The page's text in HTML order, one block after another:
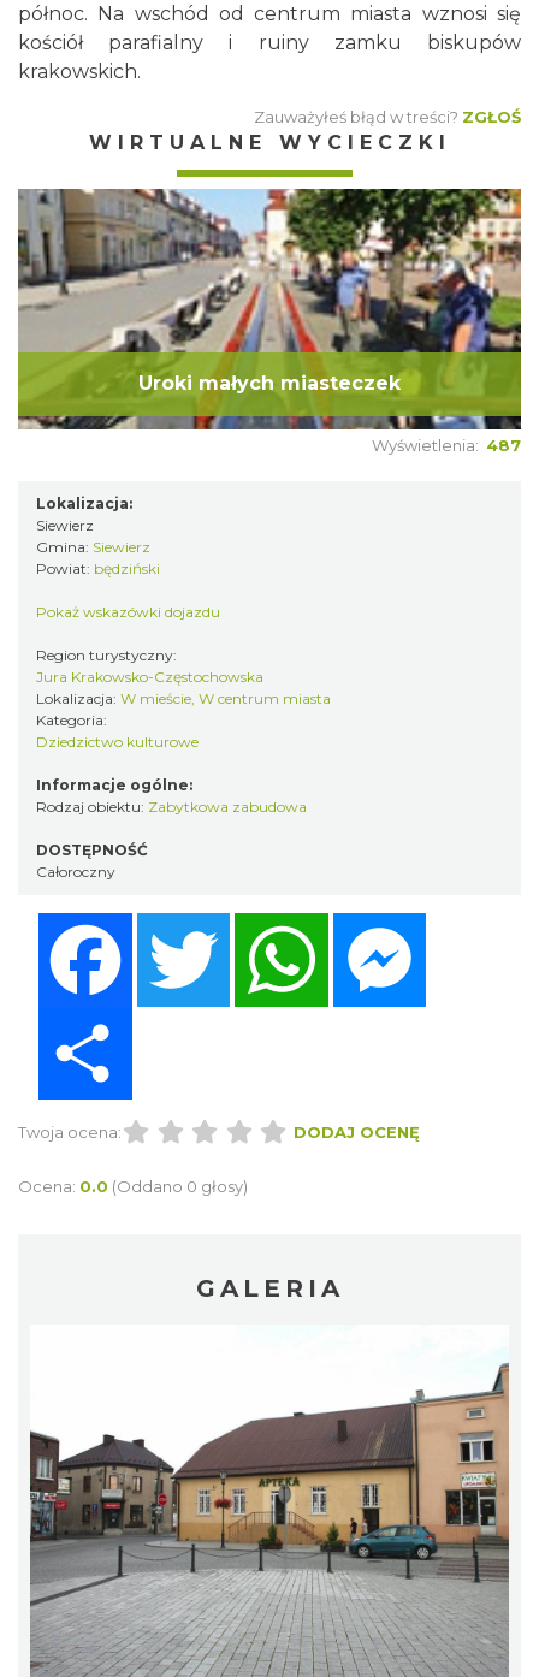
północ. Na wschód od centrum miasta wznosi się
kościół parafialny i ruiny zamku biskupów
krakowskich.
Zauważyłeś błąd w treści? ZGŁOŚ
WIRTUALNE WYCIECZKI
Uroki małych miasteczek
Wyświetlenia: 487
Lokalizacja:
Siewierz
Gmina: Siewierz
Powiat: będziński
Pokaż wskazówki dojazdu
Region turystyczny:
Jura Krakowsko-Częstochowska
Lokalizacja: W mieście, W centrum miasta
Kategoria:
Dziedzictwo kulturowe
Informacje ogólne:
Rodzaj obiektu: Zabytkowa zabudowa
DOSTĘPNOŚĆ
Całoroczny
Twitter WhatsApp
Twoja ocena: DODAJ OCENĘ
Ocena: 0.0 (Oddano 0 głosy)
GALERIA